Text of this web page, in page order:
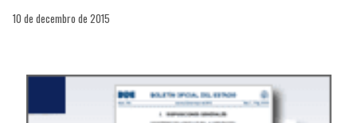
10 de decembro de 2015